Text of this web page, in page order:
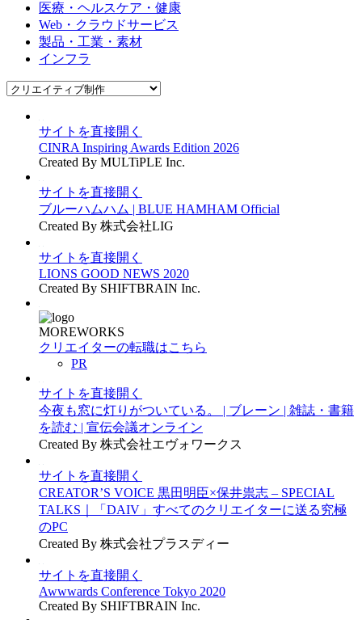
医療・ヘルスケア・健康
Web・クラウドサービス
製品・工業・素材
インフラ
サイトを直接開く
CINRA Inspiring Awards Edition 2026
Created By MULTiPLE Inc.
サイトを直接開く
ブルーハムハム | BLUE HAMHAM Official
Created By 株式会社LIG
サイトを直接開く
LIONS GOOD NEWS 2020
Created By SHIFTBRAIN Inc.
MOREWORKS
クリエイターの転職はこちら
PR
サイトを直接開く
今夜も窓に灯りがついている。 | ブレーン | 雑誌・書籍
を読む | 宣伝会議オンライン
Created By 株式会社エヴォワークス
サイトを直接開く
CREATOR’S VOICE 黒田明臣×保井祟志 – SPECIAL
TALKS｜「DAIV」すべてのクリエイターに送る究極
のPC
Created By 株式会社プラスディー
サイトを直接開く
Awwwards Conference Tokyo 2020
Created By SHIFTBRAIN Inc.